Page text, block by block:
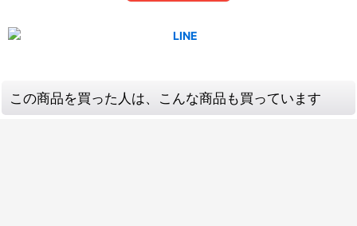
この商品を買った人は、こんな商品も買っています